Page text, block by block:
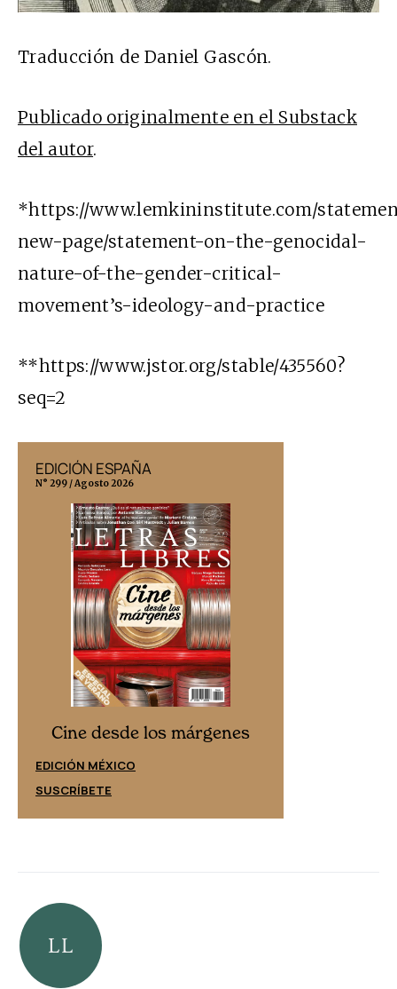
Traducción de Daniel Gascón.
Publicado originalmente en el Substack
del autor.
*https://www.lemkininstitute.com/
new-page/statement-on-the-genocidal-
nature-of-the-gender-critical-
movement’s-ideology-and-practice
**https://www.jstor.org/stable/435560?
seq=2
EDICIÓN ESPAÑA
N° 299 / Agosto 2026
Cine desde los márgenes
EDICIÓN MÉXICO
SUSCRÍBETE